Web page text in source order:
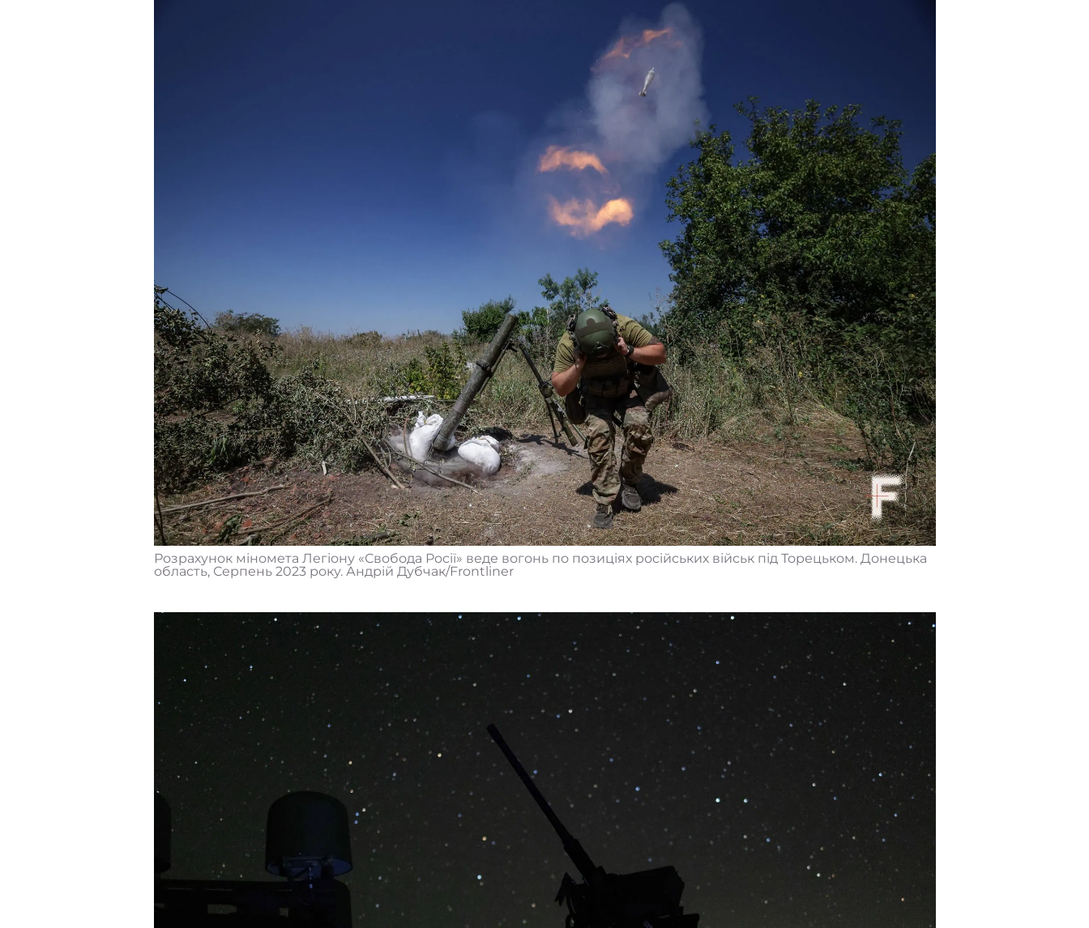
Матрос Юрій з 503-го батальйону морської піхоти «Борсуки» прикриває репортерів Frontliner під час обстрілу поблизу селища
Верхньоторецьке, Донецька область, 13 вересня 2021 року. Олена Максименко/Frontliner
Розрахунок міномета Легіону «Свобода Росії» веде вогонь по позиціях російських військ під Торецьком. Донецька
область, Серпень 2023 року. Андрій Дубчак/Frontliner